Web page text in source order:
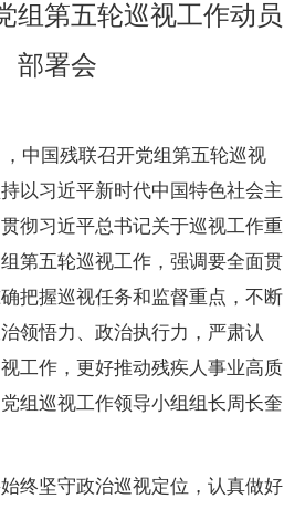
组第五轮巡视工作动员
部署会
中国残联召开党组第五轮巡视
以习近平新时代中国特色社会主
彻习近平总书记关于巡视工作重
第五轮巡视工作，强调要全面贯
把握巡视任务和监督重点，不断
领悟力、政治执行力，严肃认
工作，更好推动残疾人事业高质
组巡视工作领导小组组长周长奎
坚守政治巡视定位，认真做好